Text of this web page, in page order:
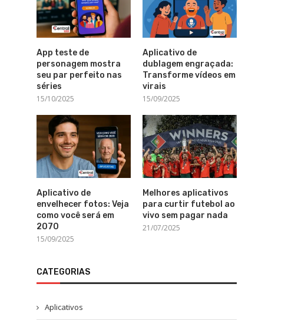
App teste de
personagem mostra
seu par perfeito nas
séries
15/10/2025
Aplicativo de
dublagem engraçada:
Transforme vídeos em
virais
15/09/2025
Aplicativo de
envelhecer fotos: Veja
como você será em
2070
15/09/2025
Melhores aplicativos
para curtir futebol ao
vivo sem pagar nada
21/07/2025
CATEGORIAS
Aplicativos